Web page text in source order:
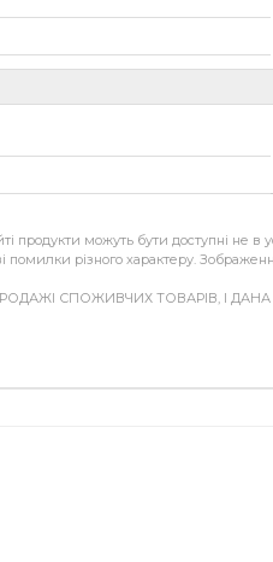
продукти можуть бути доступні не в
помилки різного характеру.
СПОЖИВЧИХ ТОВАРІВ, І ДАНА